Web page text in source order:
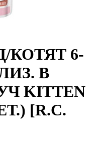
КОТЯТ 6-
В
KITTEN
[R.C.